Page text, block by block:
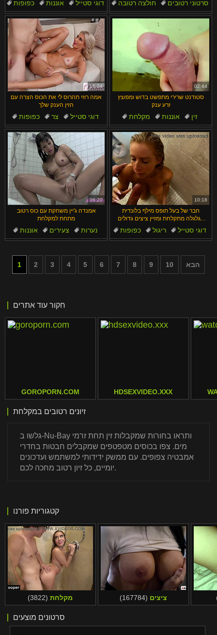
כפופות אוננות
דוגי סטייל
מיסיונרית
אצבעות
חולצה רטובה
סרטוני רטובים
ציצים
מקלחת מקלחת
15:24
אמה רוזי תהרוס לי את הכוס הצרה עם
הזין הענק שלך
כפופות צר
דוגי סטייל
כוס צר
ליקוק כוס
02:44
סטודנט שרירי מתפשט בדוש ומפוצץ
זרע ענק
מקלחת אוננות
זין
זין מפלצתי
גמירה
06:20
אמנדה ג'יין משחקת עם כוס רטוב
מתחת למקלחת
אוננות צעירים
נערות
חרמניות
אורגזמה
10:18
חבר של בעל תופס מילף בלונדית
עגלגלה מתקלחת ומזיין ציצים גדולים
וכוס רטובה
כפופות ריגול
דוגי סטייל
זיונים
מילפיות
1 2 3 4 5 6 7 8 9 10 הבא
חקור עוד אתרים
GOROPORN.COM HDSEXVIDEO.XXX
זיונים רטובים במקלחת
גלשו ב-Nu-Bay ותראו בחורות שמקבלות זין תחת זרמי
מים. צפו בכוסים מטפטפים שמקבלים חבטות בחדרי
אמבטיה צפופים. עם ממשק ידידותי למשתמש ועדכונים
יומיים, כל זיון רטוב מחכה לכם.
קטגוריות פורנו
מקלחת (3822) ציצים (167784)
סרטונים מוצעים